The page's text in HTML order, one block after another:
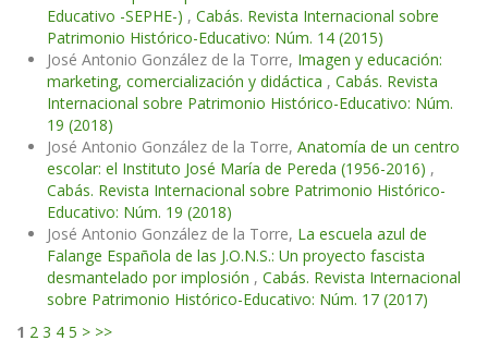
Educativo -SEPHE-) , Cabás. Revista Internacional sobre
Patrimonio Histórico-Educativo: Núm. 14 (2015)
José Antonio González de la Torre, Imagen y educación:
marketing, comercialización y didáctica , Cabás. Revista
Internacional sobre Patrimonio Histórico-Educativo: Núm.
19 (2018)
José Antonio González de la Torre, Anatomía de un centro
escolar: el Instituto José María de Pereda (1956-2016) ,
Cabás. Revista Internacional sobre Patrimonio Histórico-
Educativo: Núm. 19 (2018)
José Antonio González de la Torre, La escuela azul de
Falange Española de las J.O.N.S.: Un proyecto fascista
desmantelado por implosión , Cabás. Revista Internacional
sobre Patrimonio Histórico-Educativo: Núm. 17 (2017)
1 2 3 4 5 > >>